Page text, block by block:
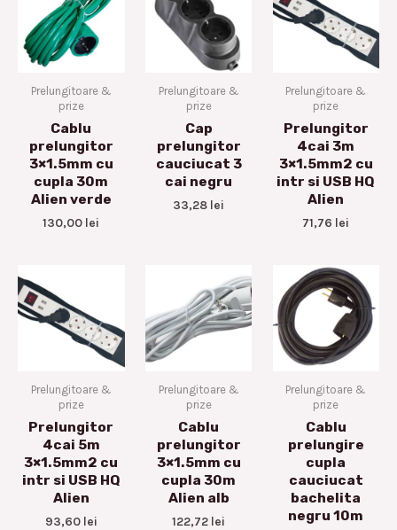
Prelungitoare &
prize
Cablu
prelungitor
3×1.5mm cu
cupla 30m
Alien verde
130,00 lei
Prelungitoare &
prize
Cap
prelungitor
cauciucat 3
cai negru
33,28 lei
Prelungitoare &
prize
Prelungitor
4cai 3m
3×1.5mm2 cu
intr si USB HQ
Alien
71,76 lei
Prelungitoare &
prize
Prelungitor
4cai 5m
3×1.5mm2 cu
intr si USB HQ
Alien
93,60 lei
Prelungitoare &
prize
Cablu
prelungitor
3×1.5mm cu
cupla 30m
Alien alb
122,72 lei
Prelungitoare &
prize
Cablu
prelungire
cupla
cauciucat
bachelita
negru 10m